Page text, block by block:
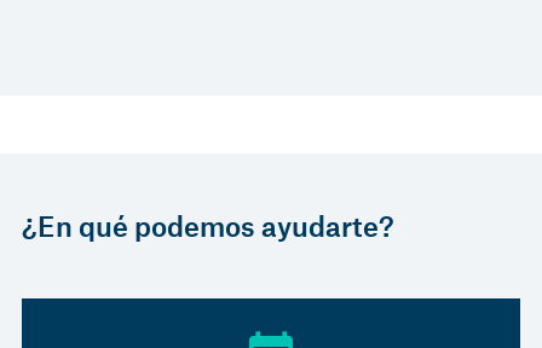
¿En qué podemos ayudarte?